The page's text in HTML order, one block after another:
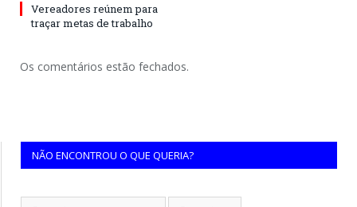
Vereadores reúnem para
traçar metas de trabalho
Os comentários estão fechados.
NÃO ENCONTROU O QUE QUERIA?